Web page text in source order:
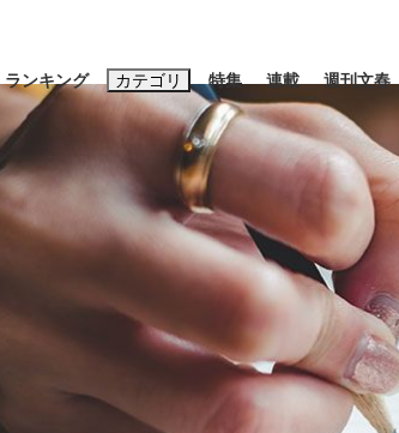
ランキング カテゴリ
エンタメ
特集 連載 週刊文春
おすすめのキーワードタグ一覧
#高市早苗 #後藤真
#亀和田武